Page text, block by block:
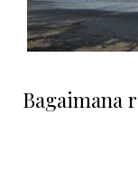
Bagaimana